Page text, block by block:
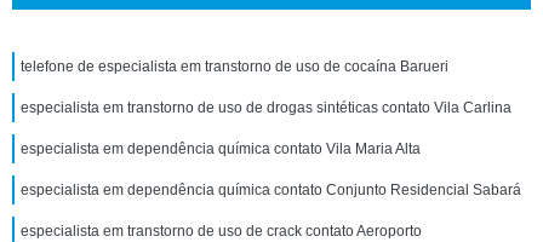
telefone de especialista em transtorno de uso de cocaína Barueri
especialista em transtorno de uso de drogas sintéticas contato Vila Carlina
especialista em dependência química contato Vila Maria Alta
especialista em dependência química contato Conjunto Residencial Sabará
especialista em transtorno de uso de crack contato Aeroporto